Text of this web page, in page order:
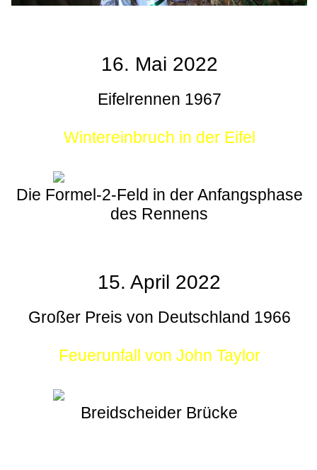
16. Mai 2022
Eifelrennen 1967
Wintereinbruch in der Eifel
Die Formel-2-Feld in der Anfangsphase
des Rennens
15. April 2022
Großer Preis von Deutschland 1966
Feuerunfall von John Taylor
Breidscheider Brücke